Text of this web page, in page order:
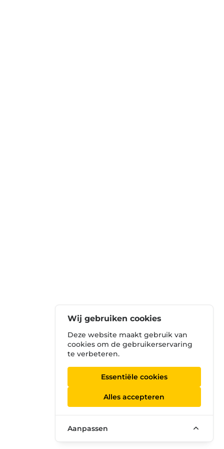
Wij gebruiken cookies
Deze website maakt gebruik van
cookies om de gebruikerservaring
te verbeteren.
Essentiële cookies
Alles accepteren
Aanpassen